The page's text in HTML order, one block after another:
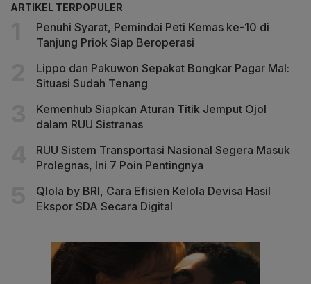
ARTIKEL TERPOPULER
Penuhi Syarat, Pemindai Peti Kemas ke-10 di
Tanjung Priok Siap Beroperasi
Lippo dan Pakuwon Sepakat Bongkar Pagar Mal:
Situasi Sudah Tenang
Kemenhub Siapkan Aturan Titik Jemput Ojol
dalam RUU Sistranas
RUU Sistem Transportasi Nasional Segera Masuk
Prolegnas, Ini 7 Poin Pentingnya
Qlola by BRI, Cara Efisien Kelola Devisa Hasil
Ekspor SDA Secara Digital